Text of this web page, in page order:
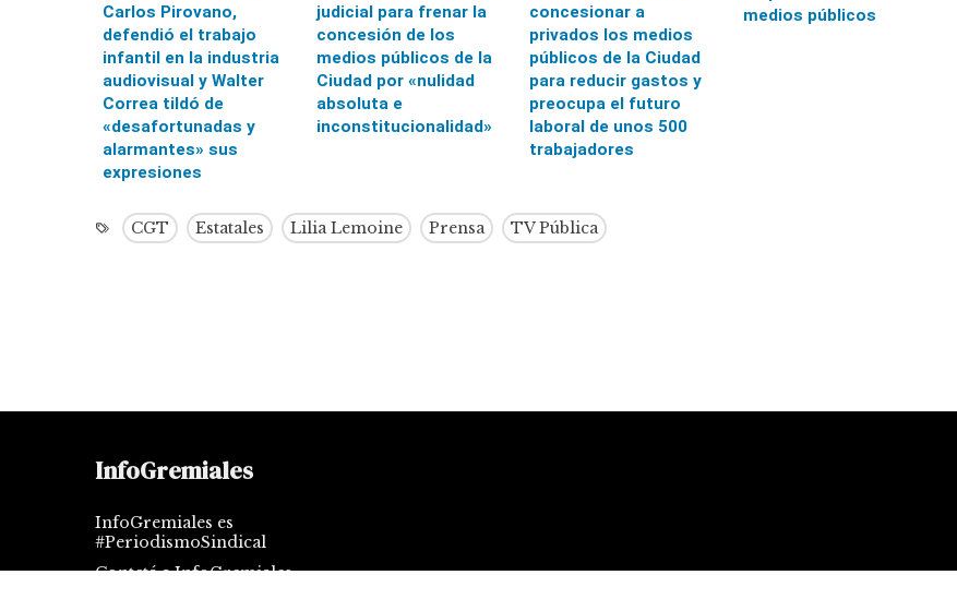
Carlos Pirovano,
defendió el trabajo
infantil en la industria
audiovisual y Walter
Correa tildó de
«desafortunadas y
alarmantes» sus
expresiones
judicial para frenar la
concesión de los
medios públicos de la
Ciudad por «nulidad
absoluta e
inconstitucionalidad»
concesionar a
privados los medios
públicos de la Ciudad
para reducir gastos y
preocupa el futuro
laboral de unos 500
trabajadores
medios públicos
CGT Estatales Lilia Lemoine Prensa TV Pública
InfoGremiales
InfoGremiales es
#PeriodismoSindical
Contctá a InfoGremiales